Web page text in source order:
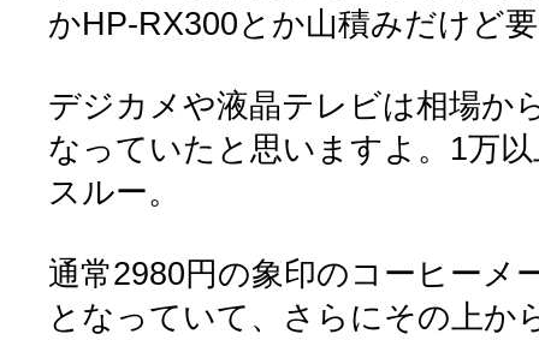
かHP-RX300とか山積みだけど
デジカメや液晶テレビは相場か
なっていたと思いますよ。1万
スルー。
通常2980円の象印のコーヒーメ
となっていて、さらにその上か